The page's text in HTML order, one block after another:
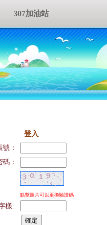
登入
號：
碼：
樣:
點擊圖片可以更換驗證碼
307加油站